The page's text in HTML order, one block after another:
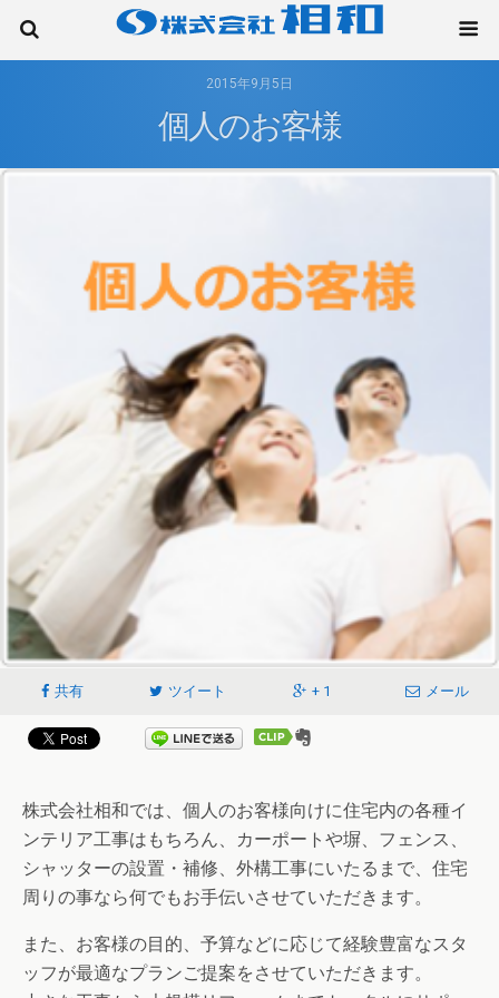
2015年9月5日
個人のお客様
共有 ツイート + 1 メール
株式会社相和では、個人のお客様向けに住宅内の各種イ
ンテリア工事はもちろん、カーポートや塀、フェンス、
シャッターの設置・補修、外構工事にいたるまで、住宅
周りの事なら何でもお手伝いさせていただきます。
また、お客様の目的、予算などに応じて経験豊富なスタ
ッフが最適なプランご提案をさせていただきます。